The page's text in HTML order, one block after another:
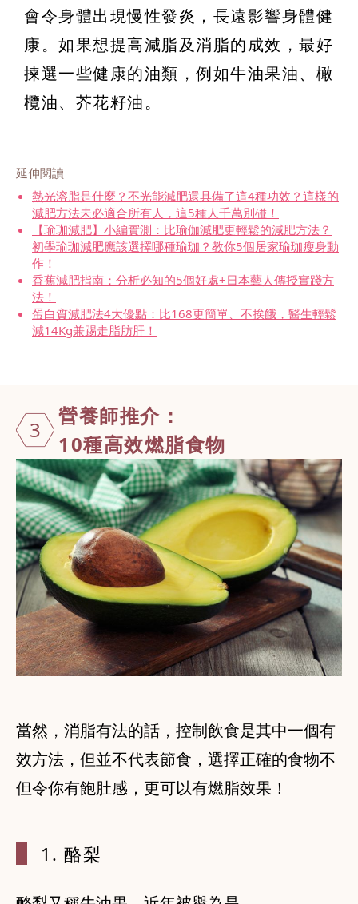
會令身體出現慢性發炎，長遠影響身體健
康。如果想提高減脂及消脂的成效，最好
揀選一些健康的油類，例如牛油果油、橄
欖油、芥花籽油。
延伸閱讀
熱光溶脂是什麼？不光能減肥還具備了這4種功效？這樣的
減肥方法未必適合所有人，這5種人千萬別碰！
【瑜珈減肥】小編實測：比瑜伽減肥更輕鬆的減肥方法？
初學瑜珈減肥應該選擇哪種瑜珈？教你5個居家瑜珈瘦身動
作！
香蕉減肥指南：分析必知的5個好處+日本藝人傳授實踐方
法！
蛋白質減肥法4大優點：比168更簡單、不挨餓，醫生輕鬆
減14Kg兼踢走脂肪肝！
3
營養師推介：
10種高效燃脂食物
當然，消脂有法的話，控制飲食是其中一個有
效方法，但並不代表節食，選擇正確的食物不
但令你有飽肚感，更可以有燃脂效果！
1. 酪梨